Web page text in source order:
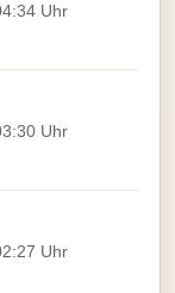
Uhr
Uhr
Uhr